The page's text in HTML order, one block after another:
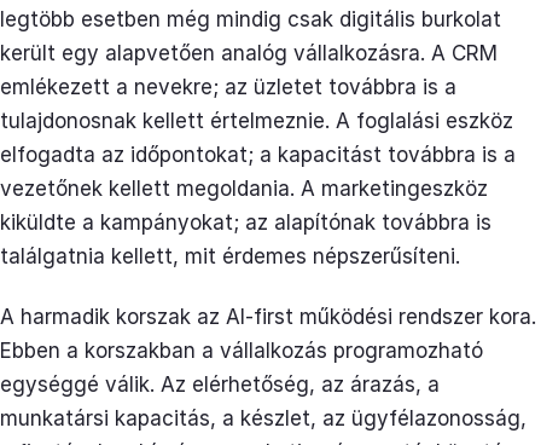
legtöbb esetben még mindig csak digitális burkolat
került egy alapvetően analóg vállalkozásra. A CRM
emlékezett a nevekre; az üzletet továbbra is a
tulajdonosnak kellett értelmeznie. A foglalási eszköz
elfogadta az időpontokat; a kapacitást továbbra is a
vezetőnek kellett megoldania. A marketingeszköz
kiküldte a kampányokat; az alapítónak továbbra is
találgatnia kellett, mit érdemes népszerűsíteni.
A harmadik korszak az AI-first működési rendszer kora.
Ebben a korszakban a vállalkozás programozható
egységgé válik. Az elérhetőség, az árazás, a
munkatársi kapacitás, a készlet, az ügyfélazonosság,